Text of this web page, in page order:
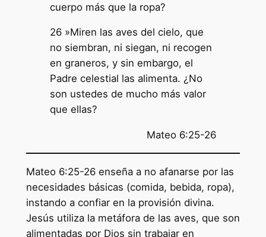
cuerpo más que la ropa?
26 »Miren las aves del cielo, que
no siembran, ni siegan, ni recogen
en graneros, y sin embargo, el
Padre celestial las alimenta. ¿No
son ustedes de mucho más valor
que ellas?
Mateo 6:25-26
Mateo 6:25-26 enseña a no afanarse por las
necesidades básicas (comida, bebida, ropa),
instando a confiar en la provisión divina.
Jesús utiliza la metáfora de las aves, que son
alimentadas por Dios sin trabajar en